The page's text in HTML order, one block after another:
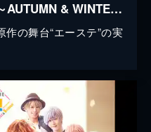
MANKAI MOVIE『A3!』～AUTUMN & WINTER～
の舞台“エーステ”の実